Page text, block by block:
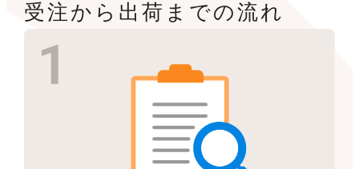
受注から出荷までの流れ